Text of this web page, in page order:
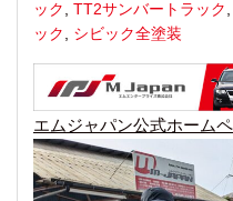
ック , TT2サンバートラック ,
ック , シビック全塗装
エムジャパン公式ホーム